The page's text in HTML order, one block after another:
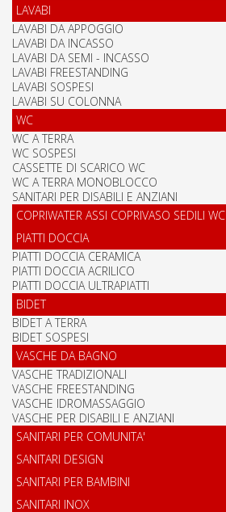
LAVABI
LAVABI DA APPOGGIO
LAVABI DA INCASSO
LAVABI DA SEMI - INCASSO
LAVABI FREESTANDING
LAVABI SOSPESI
LAVABI SU COLONNA
WC
WC A TERRA
WC SOSPESI
CASSETTE DI SCARICO WC
WC A TERRA MONOBLOCCO
SANITARI PER DISABILI E ANZIANI
COPRIWATER ASSI COPRIVASO SEDILI WC
PIATTI DOCCIA
PIATTI DOCCIA CERAMICA
PIATTI DOCCIA ACRILICO
PIATTI DOCCIA ULTRAPIATTI
BIDET
BIDET A TERRA
BIDET SOSPESI
VASCHE DA BAGNO
VASCHE TRADIZIONALI
VASCHE FREESTANDING
VASCHE IDROMASSAGGIO
VASCHE PER DISABILI E ANZIANI
SANITARI PER COMUNITA'
SANITARI DESIGN
SANITARI PER BAMBINI
SANITARI INOX